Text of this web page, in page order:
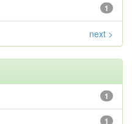
1
next >
1
1